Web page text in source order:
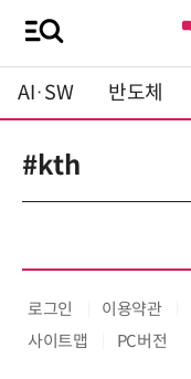
AI·SW 반도체
#kth
로그인 이용약관
사이트맵
PC버전